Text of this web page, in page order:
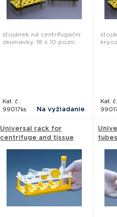
stojánek na centrifugační
zkumavky, 18 x 10 pozic
Kat. č.:
99017ks
Na vyžiadanie
Kat.
Universal rack for
centrifuge and tissue